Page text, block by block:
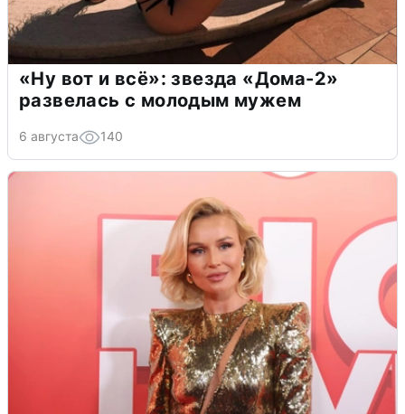
«Ну вот и всё»: звезда «Дома-2»
развелась с молодым мужем
6 августа 140